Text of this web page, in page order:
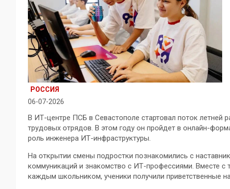
РОССИЯ
06-07-2026
В ИТ-центре ПСБ в Севастополе стартовал поток летней
трудовых отрядов. В этом году он пройдет в онлайн-
роль инженера ИТ-инфраструктуры.
На открытии смены подростки познакомились с
коммуникаций и знакомство с ИТ-профессиями. Вместе
каждым школьником, ученики получили приветственные